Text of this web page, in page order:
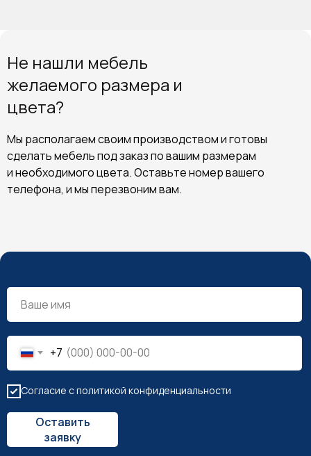
Не нашли мебель
желаемого размера и
цвета?
Мы располагаем своим производством и готовы
сделать мебель под заказ по вашим размерам
и необходимого цвета. Оставьте номер вашего
телефона, и мы перезвоним вам.
+7
Согласие с политикой конфиденциальности
Оставить
заявку